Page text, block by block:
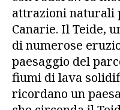
attrazioni naturali
Canarie. Il Teide,
di numerose
paesaggio del
fiumi di lava
ricordano un